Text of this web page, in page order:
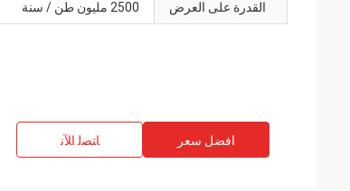
القدرة على العرض 2500 مليون طن / سنة
افضل سعر ﺎﺘﺼﻟ ﺍﻶﻧ